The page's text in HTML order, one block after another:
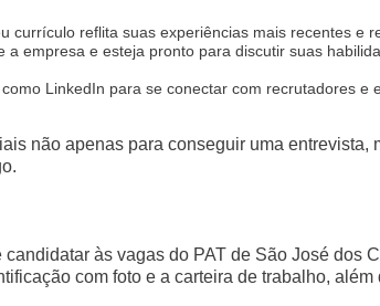
currículo reflita suas experiências mais recentes e
a empresa e esteja pronto para discutir suas
LinkedIn para se conectar com recrutadores e
não apenas para conseguir uma entrevista,
às vagas do PAT de São José dos
com foto e a carteira de trabalho, além